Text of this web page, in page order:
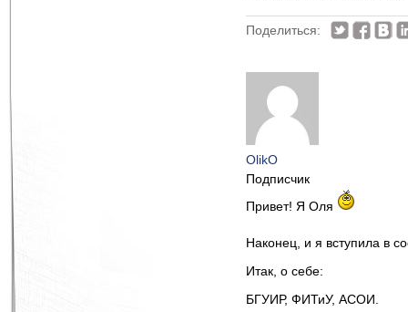
Поделиться:
OlikO
Подписчик
Привет! Я Оля
Наконец, и я вступила в
Итак, о себе:
БГУИР, ФИТиУ, АСОИ.